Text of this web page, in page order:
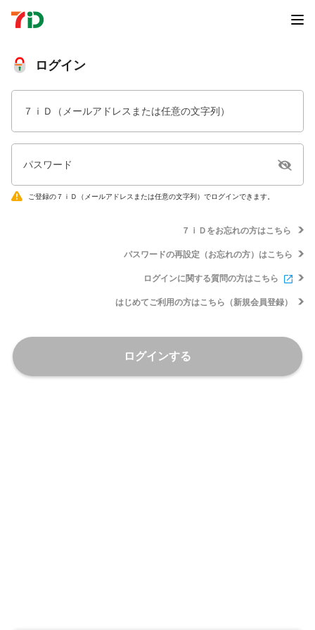
ログイン
７ｉＤ（メールアドレスまたは任意の文字列）
パスワード
ご登録の７ｉＤ（メールアドレスまたは任意の文字列）でログインできます。
７ｉＤをお忘れの方はこちら
パスワードの再設定（お忘れの方）はこちら
ログインに関する質問の方はこちら
はじめてご利用の方はこちら（新規会員登録）
ログインする